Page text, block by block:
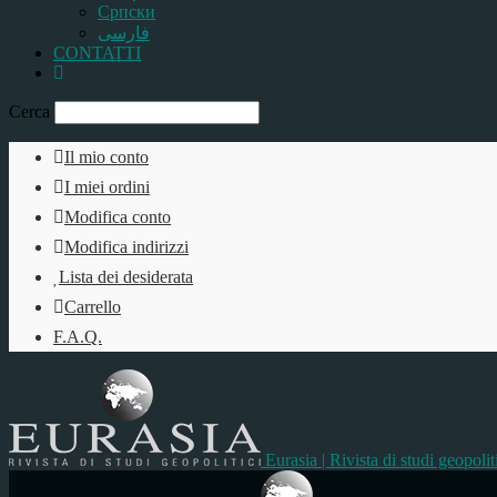
Српски
فارسی
CONTATTI
Cerca
Il mio conto
I miei ordini
Modifica conto
Modifica indirizzi
Lista dei desiderata
Carrello
F.A.Q.
Eurasia | Rivista di studi